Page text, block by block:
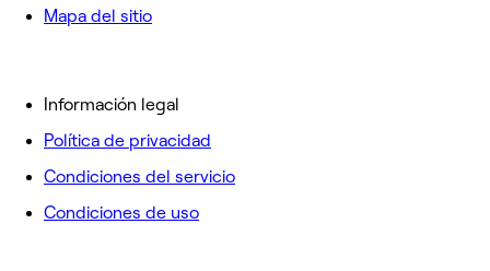
Mapa del sitio
Información legal
Política de privacidad
Condiciones del servicio
Condiciones de uso